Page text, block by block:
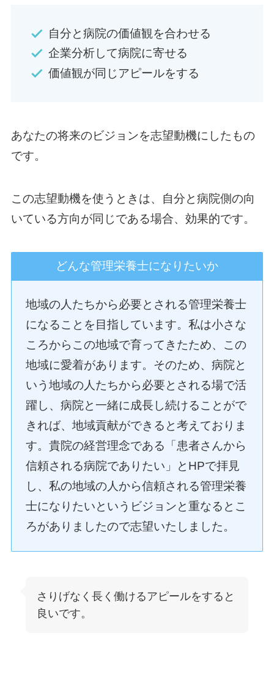
自分と病院の価値観を合わせる
企業分析して病院に寄せる
価値観が同じアピールをする
あなたの将来のビジョンを志望動機にしたもの
です。
この志望動機を使うときは、自分と病院側の向
いている方向が同じである場合、効果的です。
どんな管理栄養士になりたいか
地域の人たちから必要とされる管理栄養士
になることを目指しています。私は小さな
ころからこの地域で育ってきたため、この
地域に愛着があります。そのため、病院と
いう地域の人たちから必要とされる場で活
躍し、病院と一緒に成長し続けることがで
きれば、地域貢献ができると考えておりま
す。貴院の経営理念である「患者さんから
信頼される病院でありたい」とHPで拝見
し、私の地域の人から信頼される管理栄養
士になりたいというビジョンと重なるとこ
ろがありましたので志望いたしました。
さりげなく長く働けるアピールをすると
良いです。